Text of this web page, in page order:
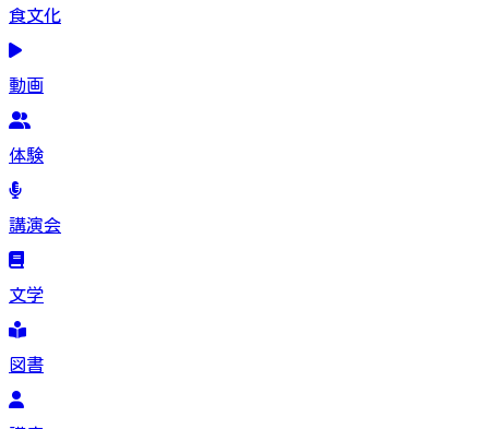
食文化
動画
体験
講演会
文学
図書